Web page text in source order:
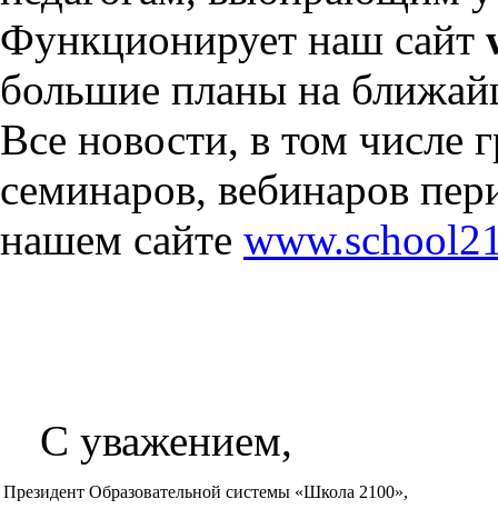
Функционирует наш сайт
большие планы на
Все новости, в том числе
семинаров, вебинаров
нашем сайте
С уважением,
Президент Образовательной системы «Школа 2100»,